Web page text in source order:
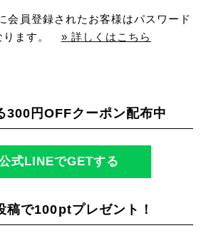
会員登録されたお客様はパスワード
ります。 » 詳しくはこちら
300円OFFクーポン配布中
式LINEでGETする
稿で100ptプレゼント！